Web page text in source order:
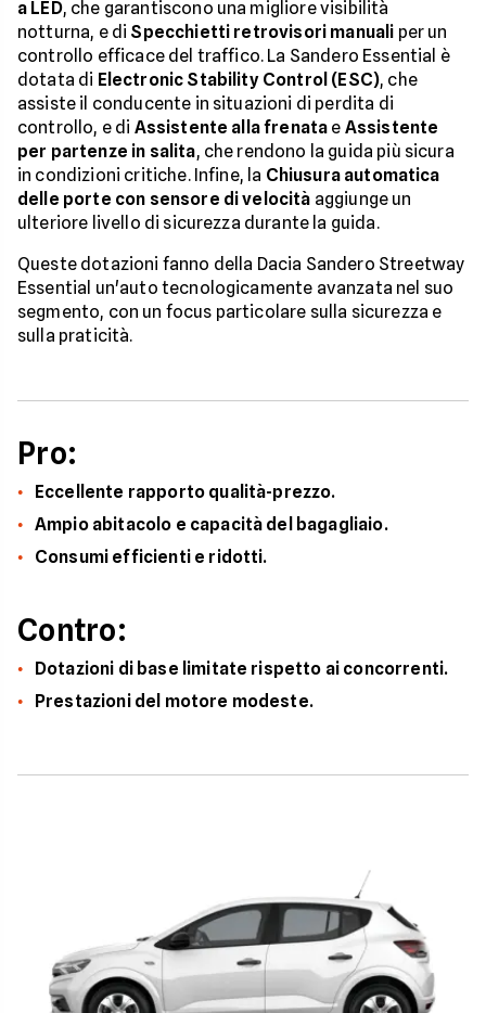
a LED, che garantiscono una migliore visibilità
notturna, e di Specchietti retrovisori manuali per un
controllo efficace del traffico. La Sandero Essential è
dotata di Electronic Stability Control (ESC), che
assiste il conducente in situazioni di perdita di
controllo, e di Assistente alla frenata e Assistente
per partenze in salita, che rendono la guida più sicura
in condizioni critiche. Infine, la Chiusura automatica
delle porte con sensore di velocità aggiunge un
ulteriore livello di sicurezza durante la guida.
Queste dotazioni fanno della Dacia Sandero Streetway
Essential un'auto tecnologicamente avanzata nel suo
segmento, con un focus particolare sulla sicurezza e
sulla praticità.
Pro:
Eccellente rapporto qualità-prezzo.
Ampio abitacolo e capacità del bagagliaio.
Consumi efficienti e ridotti.
Contro:
Dotazioni di base limitate rispetto ai concorrenti.
Prestazioni del motore modeste.